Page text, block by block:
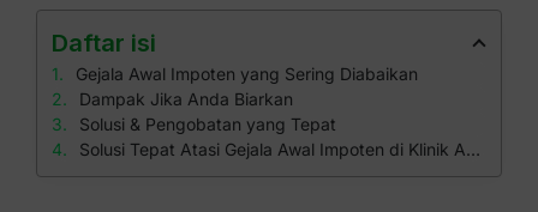
Daftar isi
Gejala Awal Impoten yang Sering Diabaikan
Dampak Jika Anda Biarkan
Solusi & Pengobatan yang Tepat
Solusi Tepat Atasi Gejala Awal Impoten di Klinik Apollo